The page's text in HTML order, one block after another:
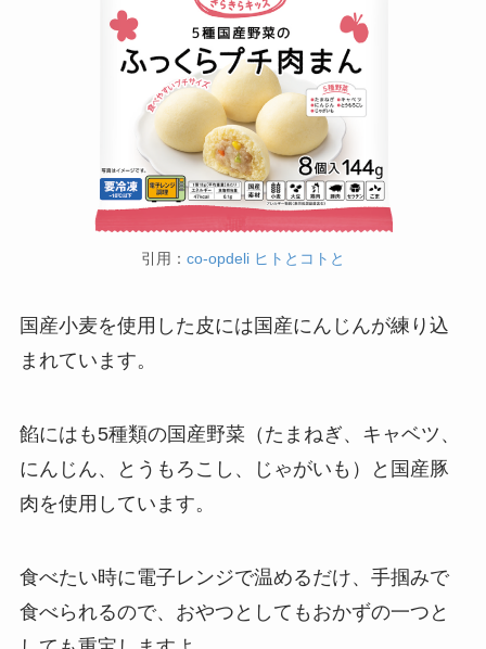
引用： co-opdeli ヒトとコトと
国産小麦を使用した皮には国産にんじんが練り込
まれています。
餡にはも5種類の国産野菜（たまねぎ、キャベツ、
にんじん、とうもろこし、じゃがいも）と国産豚
肉を使用しています。
食べたい時に電子レンジで温めるだけ、手掴みで
食べられるので、おやつとしてもおかずの一つと